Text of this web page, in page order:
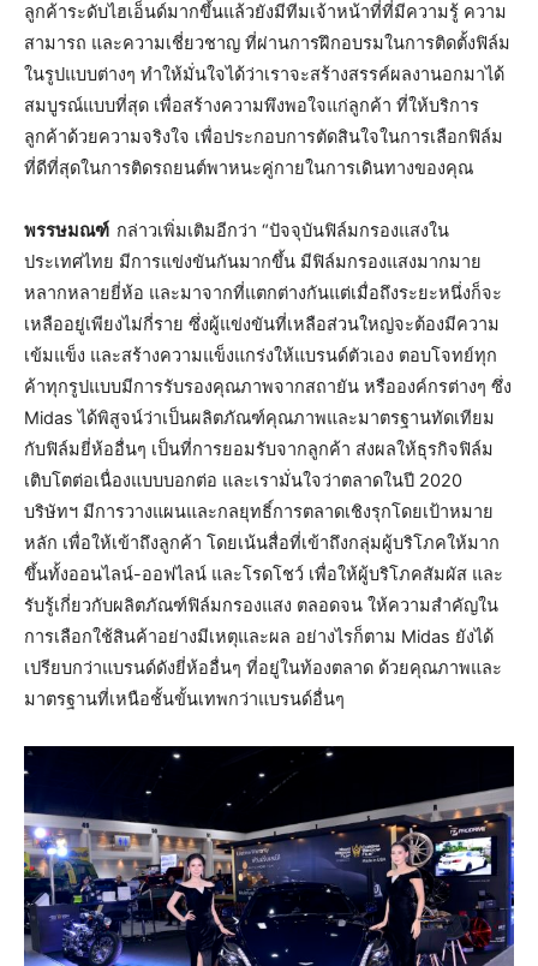
ลูกค้าระดับไฮเอ็นด์มากขึ้นแล้วยังมีทีมเจ้าหน้าที่ที่มีความรู้ ความ
สามารถ และความเชี่ยวชาญ ที่ผ่านการฝึกอบรมในการติดตั้งฟิล์ม
ในรูปแบบต่างๆ ทำให้มั่นใจได้ว่าเราจะสร้างสรรค์ผลงานอกมาได้
สมบูรณ์แบบที่สุด เพื่อสร้างความพึงพอใจแก่ลูกค้า ที่ให้บริการ
ลูกค้าด้วยความจริงใจ เพื่อประกอบการตัดสินใจในการเลือกฟิล์ม
ที่ดีที่สุดในการติดรถยนต์พาหนะคู่กายในการเดินทางของคุณ
พรรษมณฑ์ กล่าวเพิ่มเติมอีกว่า “ปัจจุบันฟิล์มกรองแสงใน
ประเทศไทย มีการแข่งขันกันมากขึ้น มีฟิล์มกรองแสงมากมาย
หลากหลายยี่ห้อ และมาจากที่แตกต่างกันแต่เมื่อถึงระยะหนึ่งก็จะ
เหลืออยู่เพียงไม่กี่ราย ซึ่งผู้แข่งขันที่เหลือส่วนใหญ่จะต้องมีความ
เข้มแข็ง และสร้างความแข็งแกร่งให้แบรนด์ตัวเอง ตอบโจทย์ทุก
ค้าทุกรูปแบบมีการรับรองคุณภาพจากสถายัน หรือองค์กรต่างๆ ซึ่ง
Midas ได้พิสูจน์ว่าเป็นผลิตภัณฑ์คุณภาพและมาตรฐานทัดเทียม
กับฟิล์มยี่ห้ออื่นๆ เป็นที่การยอมรับจากลูกค้า ส่งผลให้ธุรกิจฟิล์ม
เติบโตต่อเนื่องแบบบอกต่อ และเรามั่นใจว่าตลาดในปี 2020
บริษัทฯ มีการวางแผนและกลยุทธิ์การตลาดเชิงรุกโดยเป้าหมาย
หลัก เพื่อให้เข้าถึงลูกค้า โดยเน้นสื่อที่เข้าถึงกลุ่มผู้บริโภคให้มาก
ขึ้นทั้งออนไลน์-ออฟไลน์ และโรดโชว์ เพื่อให้ผู้บริโภคสัมผัส และ
รับรู้เกี่ยวกับผลิตภัณฑ์ฟิล์มกรองแสง ตลอดจน ให้ความสำคัญใน
การเลือกใช้สินค้าอย่างมีเหตุและผล อย่างไรก็ตาม Midas ยังได้
เปรียบกว่าแบรนด์ดังยี่ห้ออื่นๆ ที่อยู่ในท้องตลาด ด้วยคุณภาพและ
มาตรฐานที่เหนือชั้นขั้นเทพกว่าแบรนด์อื่นๆ